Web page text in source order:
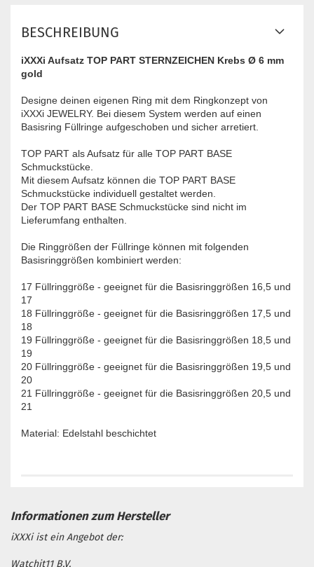
BESCHREIBUNG
iXXXi Aufsatz TOP PART STERNZEICHEN Krebs Ø 6 mm
gold
Designe deinen eigenen Ring mit dem Ringkonzept von
iXXXi JEWELRY. Bei diesem System werden auf einen
Basisring Füllringe aufgeschoben und sicher arretiert.
TOP PART ​als Aufsatz für alle TOP PART BASE
Schmuckstücke.
Mit diesem Aufsatz können die TOP PART BASE
Schmuckstücke individuell gestaltet werden.
Der TOP PART BASE Schmuckstücke sind nicht im
Lieferumfang enthalten.
Die Ringgrößen der Füllringe können mit folgenden
Basisringgrößen kombiniert werden:
17 Füllringgröße - geeignet für die Basisringgrößen 16,5 und
17
18 Füllringgröße - geeignet für die Basisringgrößen 17,5 und
18
19 Füllringgröße - geeignet für die Basisringgrößen 18,5 und
19
20 Füllringgröße - geeignet für die Basisringgrößen 19,5 und
20
21 Füllringgröße - geeignet für die Basisringgrößen 20,5 und
21
Material: Edelstahl beschichtet
iXXXi ist ein Angebot der:
Watchit11 B.V.